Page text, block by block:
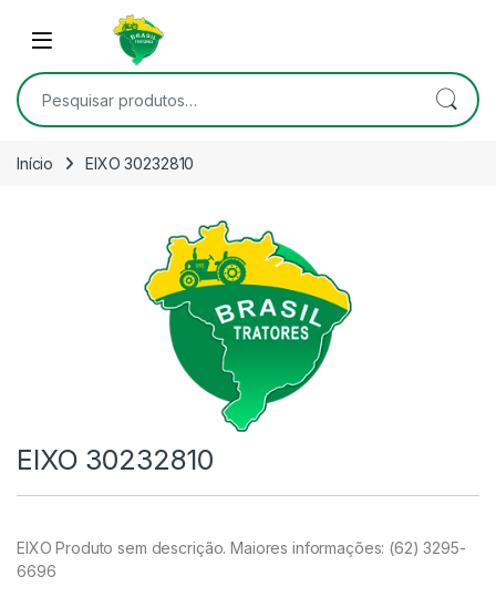
Skip to navigation
Open
Pesquisar por:
Início EIXO 30232810
EIXO 30232810
EIXO Produto sem descrição. Maiores informações: (62) 3295-
6696